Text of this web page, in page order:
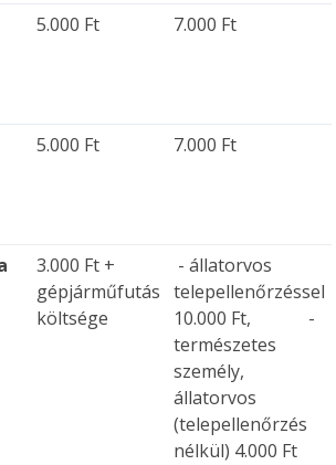
5.000 Ft 7.000 Ft
5.000 Ft 7.000 Ft
3.000 Ft +
gépjárműfutás
költsége
- állatorvos
telepellenőrzéssel
10.000 Ft, -
természetes
személy,
állatorvos
(telepellenőrzés
nélkül) 4.000 Ft